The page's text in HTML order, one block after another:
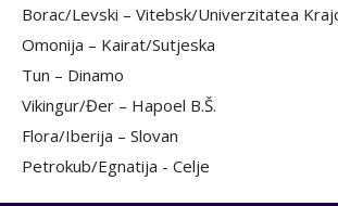
Borac/Levski – Vitebsk/Univerzitatea
Omonija – Kairat/Sutjeska
Tun – Dinamo
Vikingur/Đer – Hapoel B.Š.
Flora/Iberija – Slovan
Petrokub/Egnatija - Celje